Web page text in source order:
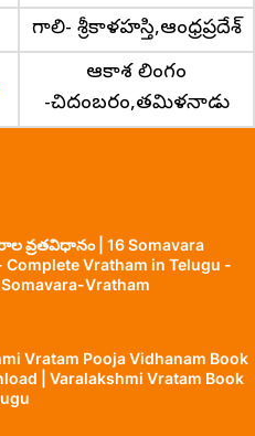
గాలి- శ్రీకాళహస్తి,ఆంధ్రప్రదేశ్
ఆకాశ లింగం
-చిదంబరం,తమిళనాడు
వ్రతవిధానం | 16 Somavara
Complete Vratham in Telugu -
Vratham
Vratam Pooja Vidhanam Book
| Varalakshmi Vratam Book